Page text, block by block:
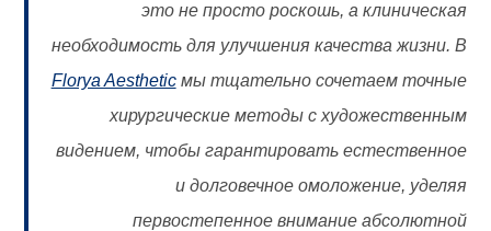
это не просто роскошь, а клиническая
необходимость для улучшения качества жизни. В
Florya Aestheticмы тщательно сочетаем точные
хирургические методы с художественным
видением, чтобы гарантировать естественное
и долговечное омоложение, уделяя
первостепенное внимание абсолютной